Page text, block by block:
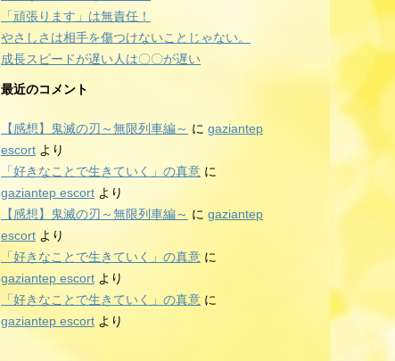
「頑張ります」は無責任！
やさしさは相手を傷つけないことじゃない。
成長スピードが遅い人は〇〇が遅い
最近のコメント
【感想】鬼滅の刃～無限列車編～ に gaziantep
escort より
「好きなことで生きていく」の真意 に
gaziantep escort より
【感想】鬼滅の刃～無限列車編～ に gaziantep
escort より
「好きなことで生きていく」の真意 に
gaziantep escort より
「好きなことで生きていく」の真意 に
gaziantep escort より